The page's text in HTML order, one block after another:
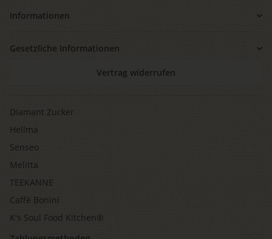
Informationen
Gesetzliche Informationen
Vertrag widerrufen
Diamant Zucker
Hellma
Senseo
Melitta
TEEKANNE
Caffè Bonini
K's Soul Food Kitchen®